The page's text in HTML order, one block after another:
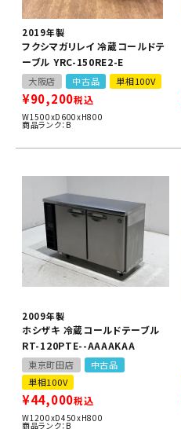
2019年製
フクシマガリレイ 冷蔵コールドテ
ーブル YRC-150RE2-E
大阪店 中古品 単相100V
¥90,200税込
W1500xD600xH800
商品ランク：B
2009年製
ホシザキ 冷蔵コールドテーブル
RT-120PTE--AAAAKAA
東京町田店
中古品
単相100V
¥44,000税込
W1200xD450xH800
商品ランク：B